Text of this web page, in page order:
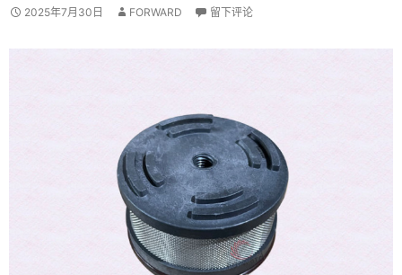
2025年7月30日 FORWARD 留下评论